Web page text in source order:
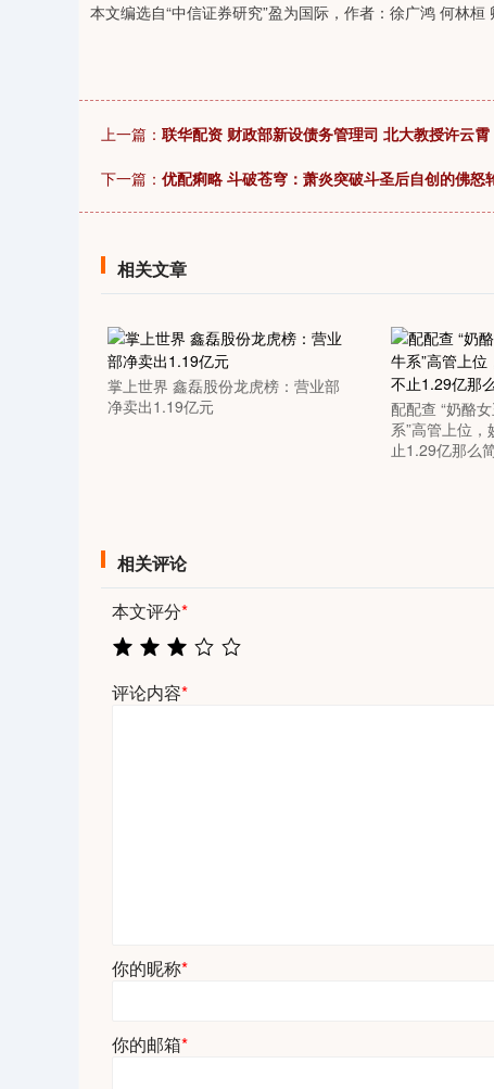
本文编选自“中信证券研究”盈为国际，作者：徐广鸿 何林桓
上一篇： 联华配资 财政部新设债务管理司 北大教授许云
下一篇： 优配痢略 斗破苍穹：萧炎突破斗圣后自创的佛怒
相关文章
掌上世界 鑫磊股份龙虎榜：营业部
净卖出1.19亿元
配配查 “奶酪
系”高管上位
止1.29亿那么
相关评论
本文评分*
评论内容*
你的昵称*
你的邮箱*